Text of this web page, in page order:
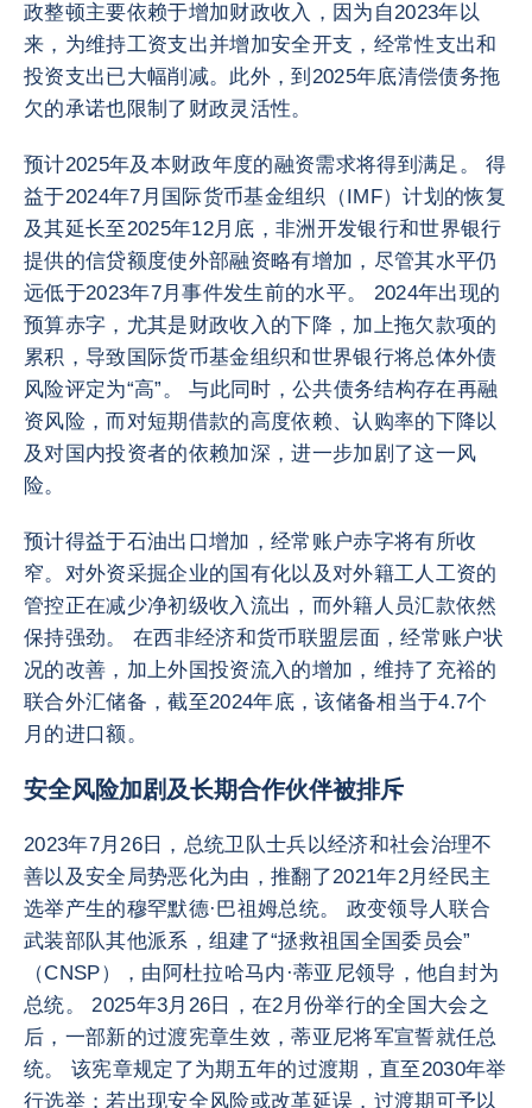
政整顿主要依赖于增加财政收入，因为自2023年以
来，为维持工资支出并增加安全开支，经常性支出和
投资支出已大幅削减。此外，到2025年底清偿债务拖
欠的承诺也限制了财政灵活性。
预计2025年及本财政年度的融资需求将得到满足。 得
益于2024年7月国际货币基金组织（IMF）计划的恢复
及其延长至2025年12月底，非洲开发银行和世界银行
提供的信贷额度使外部融资略有增加，尽管其水平仍
远低于2023年7月事件发生前的水平。 2024年出现的
预算赤字，尤其是财政收入的下降，加上拖欠款项的
累积，导致国际货币基金组织和世界银行将总体外债
风险评定为“高”。 与此同时，公共债务结构存在再融
资风险，而对短期借款的高度依赖、认购率的下降以
及对国内投资者的依赖加深，进一步加剧了这一风
险。
预计得益于石油出口增加，经常账户赤字将有所收
窄。对外资采掘企业的国有化以及对外籍工人工资的
管控正在减少净初级收入流出，而外籍人员汇款依然
保持强劲。 在西非经济和货币联盟层面，经常账户状
况的改善，加上外国投资流入的增加，维持了充裕的
联合外汇储备，截至2024年底，该储备相当于4.7个
月的进口额。
安全风险加剧及长期合作伙伴被排斥
2023年7月26日，总统卫队士兵以经济和社会治理不
善以及安全局势恶化为由，推翻了2021年2月经民主
选举产生的穆罕默德·巴祖姆总统。 政变领导人联合
武装部队其他派系，组建了“拯救祖国全国委员会”
（CNSP），由阿杜拉哈马内·蒂亚尼领导，他自封为
总统。 2025年3月26日，在2月份举行的全国大会之
后，一部新的过渡宪章生效，蒂亚尼将军宣誓就任总
统。 该宪章规定了为期五年的过渡期，直至2030年举
行选举；若出现安全风险或改革延误，过渡期可予以